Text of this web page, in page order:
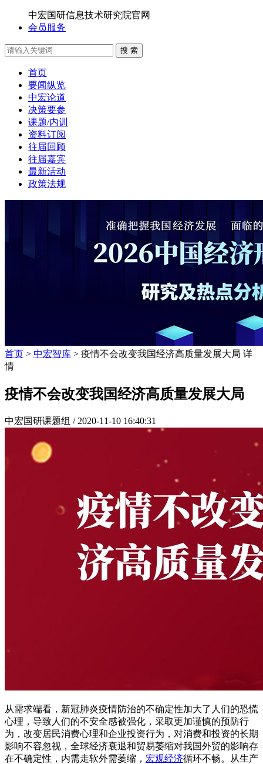
中宏国研信息技术研究院官网
会员服务
搜 索
首页
要闻纵览
中宏论道
决策要参
课题/内训
资料订阅
往届回顾
往届嘉宾
最新活动
政策法规
首页 > 中宏智库 > 疫情不会改变我国经济高质量发展大局 详
情
疫情不会改变我国经济高质量发展大局
中宏国研课题组 / 2020-11-10 16:40:31
从需求端看，新冠肺炎疫情防治的不确定性加大了人们的恐慌
心理，导致人们的不安全感被强化，采取更加谨慎的预防行
为，改变居民消费心理和企业投资行为，对消费和投资的长期
影响不容忽视，全球经济衰退和贸易萎缩对我国外贸的影响存
在不确定性，内需走软外需萎缩， 宏观经济循环不畅。从生产